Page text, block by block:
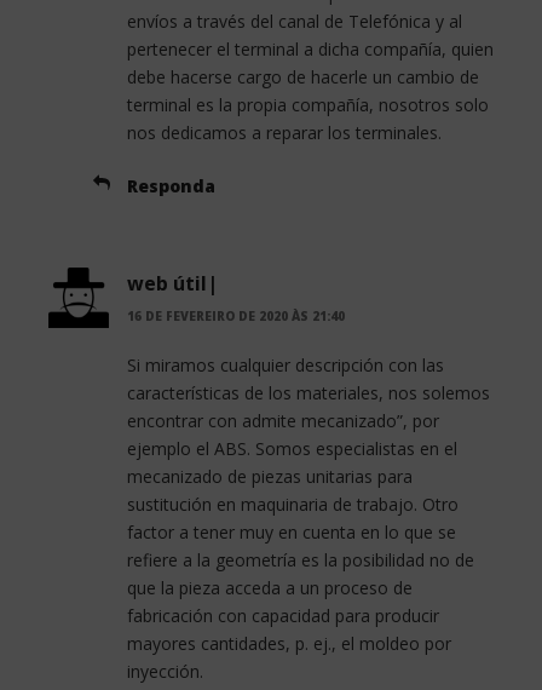
envíos a través del canal de Telefónica y al
pertenecer el terminal a dicha compañía, quien
debe hacerse cargo de hacerle un cambio de
terminal es la propia compañía, nosotros solo
nos dedicamos a reparar los terminales.
Responda
web útil|
16 DE FEVEREIRO DE 2020 ÀS 21:40
Si miramos cualquier descripción con las
características de los materiales, nos solemos
encontrar con admite mecanizado”, por
ejemplo el ABS. Somos especialistas en el
mecanizado de piezas unitarias para
sustitución en maquinaria de trabajo. Otro
factor a tener muy en cuenta en lo que se
refiere a la geometría es la posibilidad no de
que la pieza acceda a un proceso de
fabricación con capacidad para producir
mayores cantidades, p. ej., el moldeo por
inyección.